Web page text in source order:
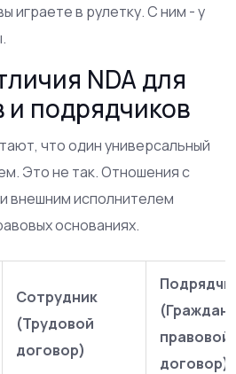
играете в рулетку. С ним - у
NDA для
и подрядчиков
что один универсальный
Это не так. Отношения с
внешним исполнителем
основаниях.
Сотрудник
(Трудовой
договор)
правовой
договор)